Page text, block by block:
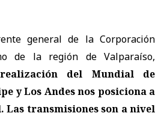
general de la Corporación
de la región de Valparaíso,
del Mundial de
y Los Andes nos posiciona a
transmisiones son a nivel